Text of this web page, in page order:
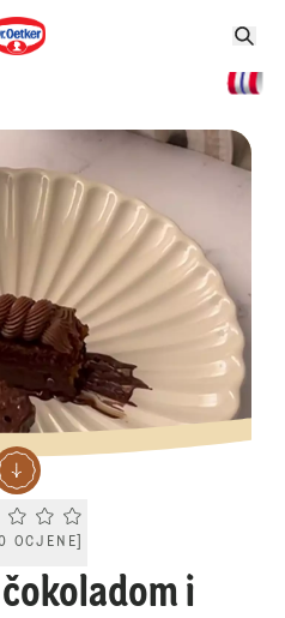
Current rating 0.0. Click to rate.
OCJENE
i